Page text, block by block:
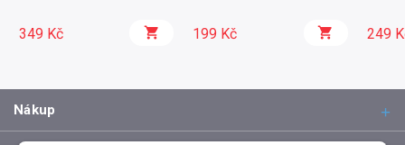
349 Kč 199 Kč 249
Nákup